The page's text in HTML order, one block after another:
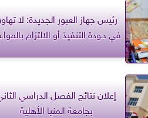
رئيس جهاز العبور الجديدة: لا
في جودة التنفيذ أو الالتزام
إعلان نتائج الفصل الدراسي
بجامعة المنيا الأهلية